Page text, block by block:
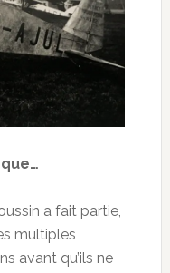
a fait partie,
multiples
avant qu’ils ne